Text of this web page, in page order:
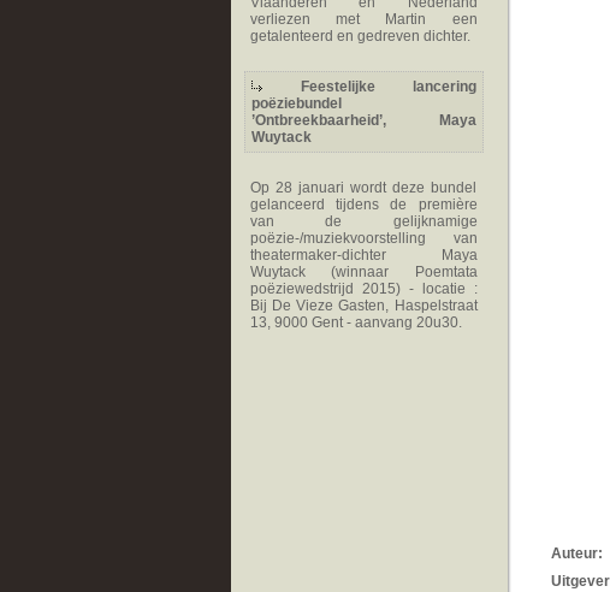
verliezen met Martin een
getalenteerd en gedreven dichter.
Feestelijke lancering
poëziebundel
’Ontbreekbaarheid’, Maya
Wuytack
Op 28 januari wordt deze bundel
gelanceerd tijdens de première
van de gelijknamige
poëzie-/muziekvoorstelling van
theatermaker-dichter Maya
Wuytack (winnaar Poemtata
poëziewedstrijd 2015) - locatie :
Bij De Vieze Gasten, Haspelstraat
13, 9000 Gent - aanvang 20u30.
Auteur: